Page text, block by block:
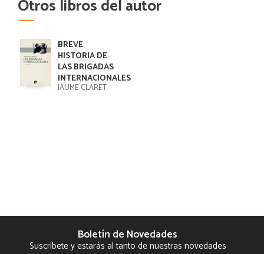
Otros libros del autor
BREVE
HISTORIA DE
LAS BRIGADAS
INTERNACIONALES
JAUME CLARET
Boletín de Novedades
Suscríbete y estarás al tanto de nuestras novedades